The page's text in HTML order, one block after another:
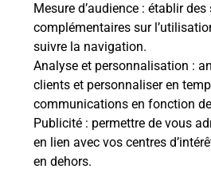
Mesure d’audience : établir
complémentaires sur
suivre la navigation.
Analyse et personnalisation :
clients et personnaliser en
communications en fonction
Publicité : permettre de vous
en lien avec vos centres
en dehors.
Vous cherchez à passer votre
Soissons (02200) ? Découvrez
La Poste.
En savoir plus
Je réserve ma session